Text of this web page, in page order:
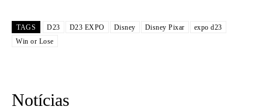
TAGS D23 D23 EXPO Disney Disney Pixar
expo d23
Win or Lose
Notícias